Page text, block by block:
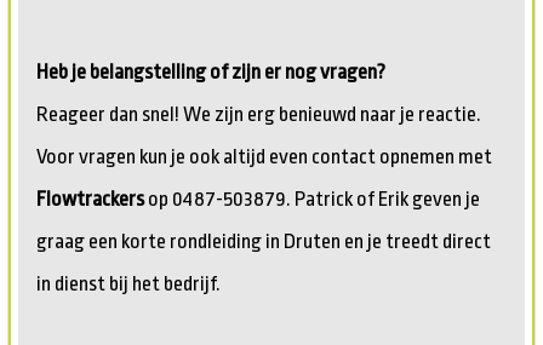
Heb je belangstelling of zijn er nog vragen?
Reageer dan snel! We zijn erg benieuwd naar je reactie.
Voor vragen kun je ook altijd even contact opnemen met
Flowtrackersop 0487-503879. Patrick of Erik geven je
graag een korte rondleiding in Druten en je treedt direct
in dienst bij het bedrijf.